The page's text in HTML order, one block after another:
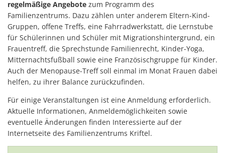
regelmäßige Angebote zum Programm des
Familienzentrums. Dazu zählen unter anderem Eltern-Kind-
Gruppen, offene Treffs, eine Fahrradwerkstatt, die Lernstube
für Schülerinnen und Schüler mit Migrationshintergrund, ein
Frauentreff, die Sprechstunde Familienrecht, Kinder-Yoga,
Mitternachtsfußball sowie eine Französischgruppe für Kinder.
Auch der Menopause-Treff soll einmal im Monat Frauen dabei
helfen, zu ihrer Balance zurückzufinden.
Für einige Veranstaltungen ist eine Anmeldung erforderlich.
Aktuelle Informationen, Anmeldemöglichkeiten sowie
eventuelle Änderungen finden Interessierte auf der
Internetseite des Familienzentrums Kriftel.